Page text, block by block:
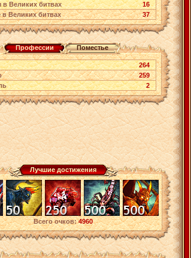
Великих битвах
16
в Великих битвах
37
Профессии Поместье
264
259
2
Лучшие достижения
Всего очков: 4960